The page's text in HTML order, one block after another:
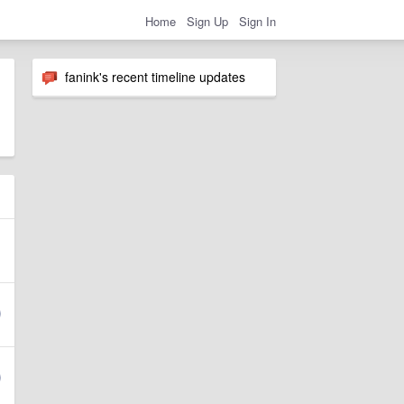
Home Sign Up Sign In
fanink's recent timeline updates